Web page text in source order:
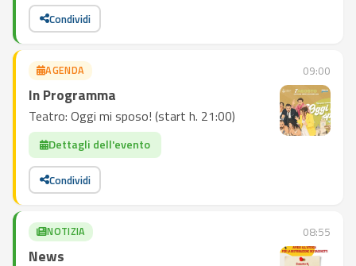
Condividi
AGENDA 09:00
In Programma
Teatro: Oggi mi sposo! (start h. 21:00)
Dettagli dell'evento
Condividi
NOTIZIA 08:55
News